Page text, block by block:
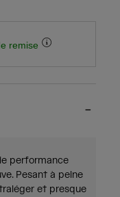
remise
performance
Pesant à peine
et presque